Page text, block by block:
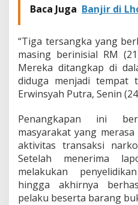
a
r
a
S
a
u
u
Baca Juga Banjir di
“Tiga tersangka yang
masing berinisial RM
Mereka ditangkap di
diduga menjadi tempat
Erwinsyah Putra, Senin
Penangkapan ini
masyarakat yang
aktivitas transaksi
Setelah menerima
melakukan
hingga akhirnya
pelaku beserta barang